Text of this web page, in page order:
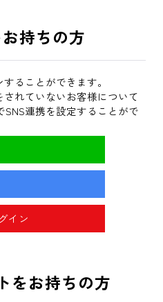
持ちの方
ることができます。
れていないお客様について
連携を設定することがで
イン
をお持ちの方